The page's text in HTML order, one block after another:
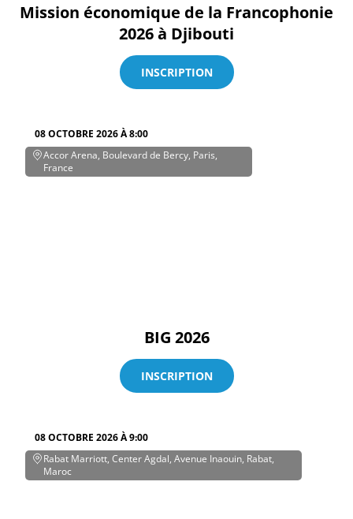
Mission économique de la Francophonie
2026 à Djibouti
INSCRIPTION
08 OCTOBRE 2026 À 8:00
Accor Arena, Boulevard de Bercy, Paris,
France
BIG 2026
INSCRIPTION
08 OCTOBRE 2026 À 9:00
Rabat Marriott, Center Agdal, Avenue Inaouin, Rabat,
Maroc